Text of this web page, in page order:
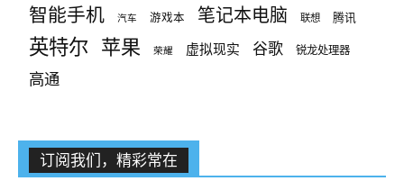
智能手机 汽车 游戏本 笔记本电脑 联想 腾讯
英特尔 苹果 荣耀 虚拟现实 谷歌 锐龙处理器
高通
订阅我们，精彩常在